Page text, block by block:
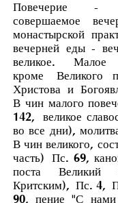
Повечерие -
совершаемое
монастырской
вечерней еды -
великое.
кроме Великого
Христоваи
В чин малого
142, великое
во все дни),
В чин великого,
часть) Пс. 69,
поста Великий
Критским),Пс. 4,
90, пение "С